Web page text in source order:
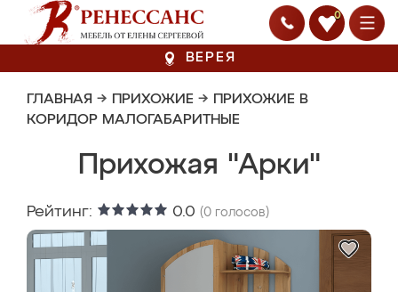
0
ВЕРЕЯ
ГЛАВНАЯ → ПРИХОЖИЕ → ПРИХОЖИЕ В
КОРИДОР МАЛОГАБАРИТНЫЕ
Прихожая "Арки"
Рейтинг: 0.0 (0 голосов)